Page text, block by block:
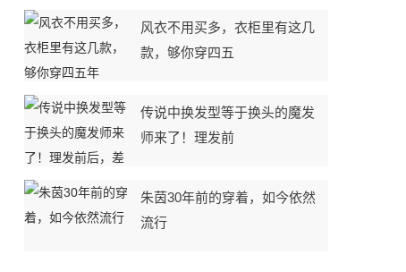
风衣不用买多，衣柜里有这几
款，够你穿四五
传说中换发型等于换头的魔发
师来了！理发前
朱茵30年前的穿着，如今依然
流行